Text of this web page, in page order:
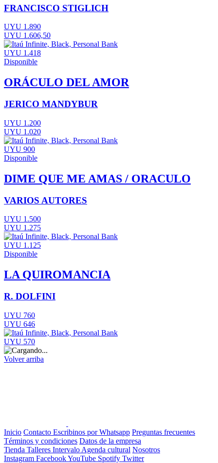
FRANCISCO STIGLICH
UYU 1.890
UYU 1.606,50
UYU 1.418
Disponible
ORÁCULO DEL AMOR
JERICO MANDYBUR
UYU 1.200
UYU 1.020
UYU 900
Disponible
DIME QUE ME AMAS / ORACULO
VARIOS AUTORES
UYU 1.500
UYU 1.275
UYU 1.125
Disponible
LA QUIROMANCIA
R. DOLFINI
UYU 760
UYU 646
UYU 570
Volver arriba
Inicio Contacto Escribinos por Whatsapp Preguntas frecuentes
Términos y condiciones Datos de la empresa
Tienda Talleres Intervalo Agenda cultural Nosotros
Instagram FacebookYouTube Spotify Twitter